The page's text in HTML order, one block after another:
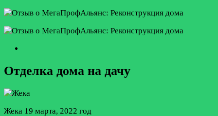
Отделка дома на дачу
Жека 19 марта, 2022 год